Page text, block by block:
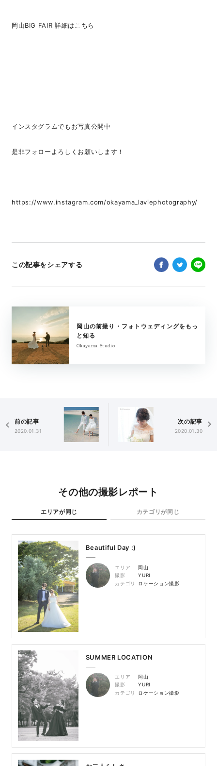
岡山BIG FAIR 詳細はこちら
インスタグラムでもお写真公開中
是非フォローよろしくお願いします！
https://www.instagram.com/okayama_laviephotography/
この記事をシェアする
岡山の前撮り・フォトウェディングをもっ
と知る
Okayama Studio
前の記事
2020.01.31
次の記事
2020.01.30
その他の撮影レポート
エリアが同じ カテゴリが同じ
Beautiful Day :)
エリア
岡山
撮影
YURI
カテゴリ
ロケーション撮影
SUMMER LOCATION
エリア
岡山
撮影
YURI
カテゴリ
ロケーション撮影